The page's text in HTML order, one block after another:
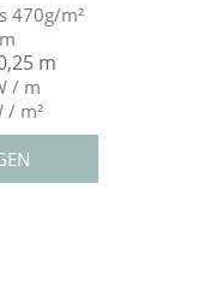
470g/m²
m
/ m
/ m²